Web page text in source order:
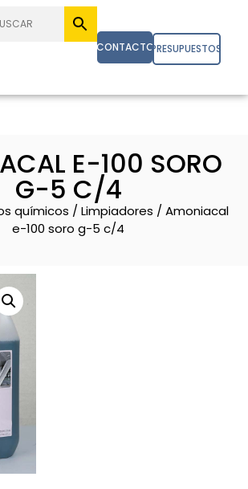
CONTACTOPRESUPUESTOS
E-100 SORO
G-5 C/4
químicos / Limpiadores / Amoniacal
e-100 soro g-5 c/4